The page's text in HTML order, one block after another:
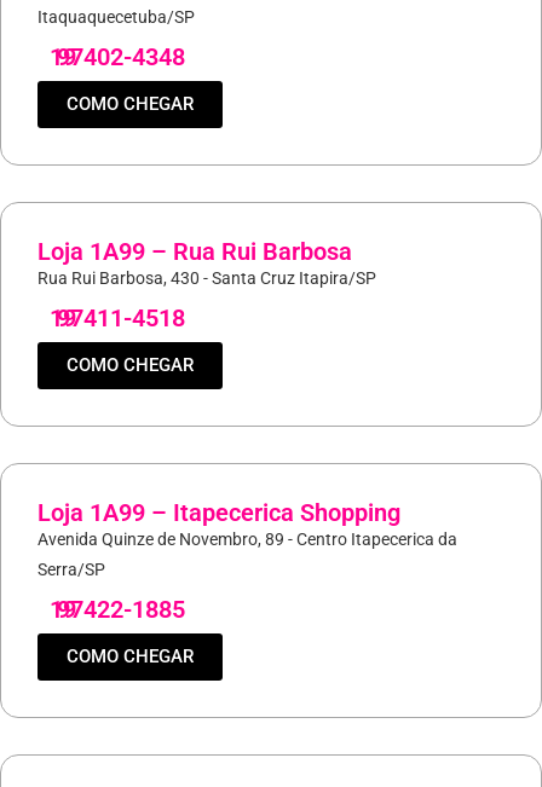
Itaquaquecetuba/SP
19
97402-4348
COMO CHEGAR
Loja 1A99 – Rua Rui Barbosa
Rua Rui Barbosa, 430 - Santa Cruz Itapira/SP
19
97411-4518
COMO CHEGAR
Loja 1A99 – Itapecerica Shopping
Avenida Quinze de Novembro, 89 - Centro Itapecerica da
Serra/SP
19
97422-1885
COMO CHEGAR